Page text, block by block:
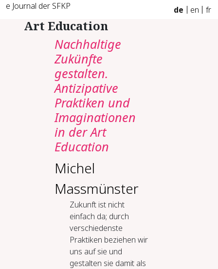
e Journal der SFKP de en fr
Art Education
Nachhaltige
Zukünfte
gestalten.
Antizipative
Praktiken und
Imaginationen
in der Art
Education
Michel
Massmünster
Zukunft ist nicht
einfach da; durch
verschiedenste
Praktiken beziehen wir
uns auf sie und
gestalten sie damit als